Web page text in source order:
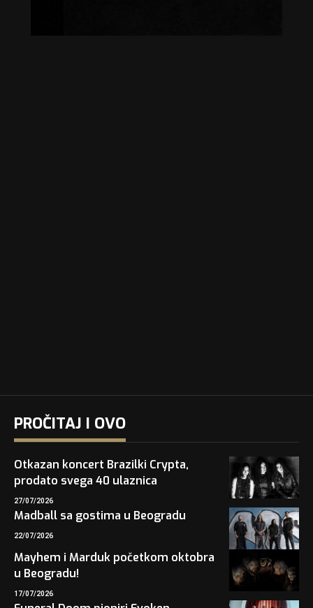
PROČITAJ I OVO
Otkazan koncert Brazilki Crypta,
prodato svega 40 ulaznica
27/07/2026
Madball sa gostima u Beogradu
22/07/2026
Mayhem i Marduk početkom oktobra
u Beogradu!
17/07/2026